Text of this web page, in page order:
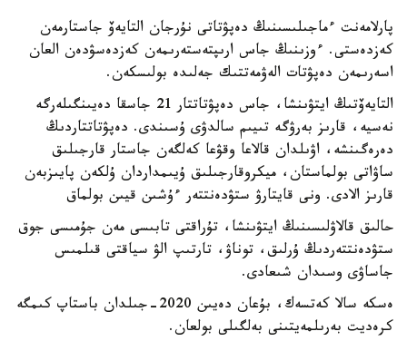
پارلامەنت ءماجىلىسىنىڭ دەپۋتاتى نۇرجان التايەۆ جاستارمەن
كەزدەستى. ءوزىنىڭ جاس ارىپتەستەرىمەن كەزدەسۋدەن العان
اسەرىمەن دەپۋتات الەۋمەتتىك جەلىدە بولىسكەن.
التايەۆتىڭ ايتۋىنشا، جاس دەپۋتاتتار 21 جاسقا دەيىنگىلەرگە
نەسيە، قارىز بەرۋگە تىيىم سالدۋى ۇسىندى. دەپۋتاتتاردىڭ
دەرەگىنشە، اۋىلدان قالاعا وقۋعا كەلگەن جاستار قارجىلىق
ساۋاتى بولماستان، ميكروقارجىلىق ۇيىمداردان ۇلكەن پايىزبەن
قارىز الادى. ونى قايتارۋ ستۋدەنتتەر ءۇشىن قيىن بولماق
حالىق قالاۋلىسىنىڭ ايتۋىنشا، تۇراقتى تابىسى مەن جۇمىسى جوق
ستۋدەنتتەردىڭ ۇرلىق، توناۋ، تارتىپ الۋ سياقتى قىلمىس
جاساۋى وسىدان شىعادى.
ەسكە سالا كەتسەك، بۇعان دەيىن 2020-جىلدان باستاپ كىمگە
كرەديت بەرىلمەيتىنى بەلگىلى بولعان.